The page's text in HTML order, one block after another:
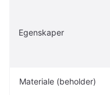
Egenskaper
Materiale (beholder)